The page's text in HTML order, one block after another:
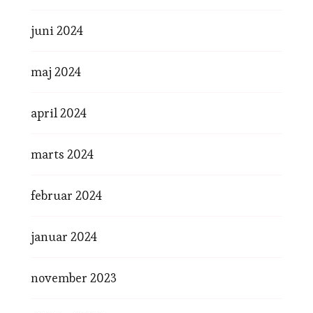
juni 2024
maj 2024
april 2024
marts 2024
februar 2024
januar 2024
november 2023